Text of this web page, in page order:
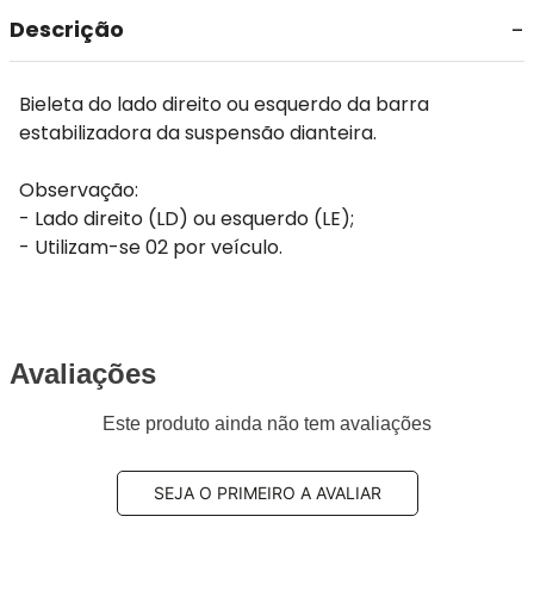
Descrição
Bieleta do lado direito ou esquerdo da barra
estabilizadora da suspensão dianteira.
Observação:
- Lado direito (LD) ou esquerdo (LE);
- Utilizam-se 02 por veículo.
Avaliações
Este produto ainda não tem avaliações
SEJA O PRIMEIRO A AVALIAR